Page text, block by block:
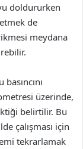
doldururken
de
meydana
üzerinde,
belirtilir. Bu
çalışması için
tekrarlamak